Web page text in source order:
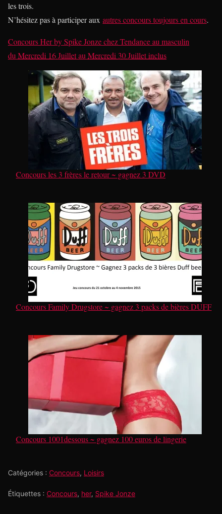
les trois.
N’hésitez pas à participer aux autres concours toujours en cours.
Concours Her by Spike JonzechezTendance au masculin
duMercredi 16 JuilletauMercredi 30 Juillet inclus
Concours les 3 frères le retour ~ gagnez 3 DVD
Concours Family Drugstore ~ gagnez 3 packs de bières DUFF
Concours 1001dessous ~ gagnez 100 euros de lingerie
Catégories : Concours, Loisirs
Étiquettes : Concours, her, Spike Jonze